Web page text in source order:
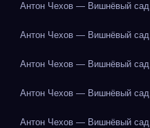
Антон Чехов — Вишнёвый сад
Антон Чехов — Вишнёвый сад
Антон Чехов — Вишнёвый сад
Антон Чехов — Вишнёвый сад
Антон Чехов — Вишнёвый сад